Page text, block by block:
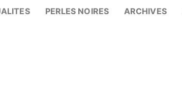
PERLES NOIRES ARCHIVES